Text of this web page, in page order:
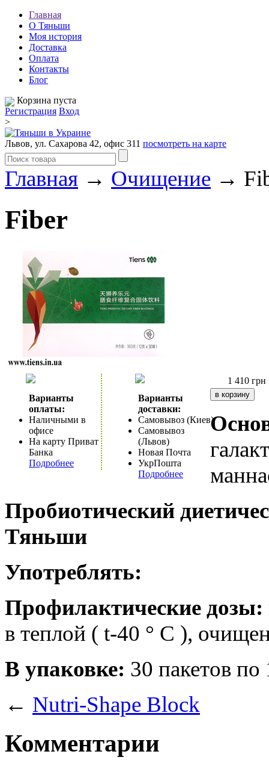
Главная
О Тяньши
Моя история
Доставка
Оплата
Контакты
Блог
Корзина пуста
Регистрация Вход
>
Львов, ул. Сахарова 42, офис 311 посмотреть на карте
Главная → Очищение →
Fiber
Варианты
оплаты:
Наличными в
офисе
На карту Приват
Банка
Подробнее
Варианты
доставки:
Самовывоз (Киев)
Самовывоз
(Львов)
Новая Почта
УкрПошта
Подробнее
1 410 грн
Пробиотический
Тяньши
Употреблять:
Профилактические дозы:
в теплой ( t-40 ° С ),
В упаковке: 30 пакетов по
← Nutri-Shape Block
Комментарии